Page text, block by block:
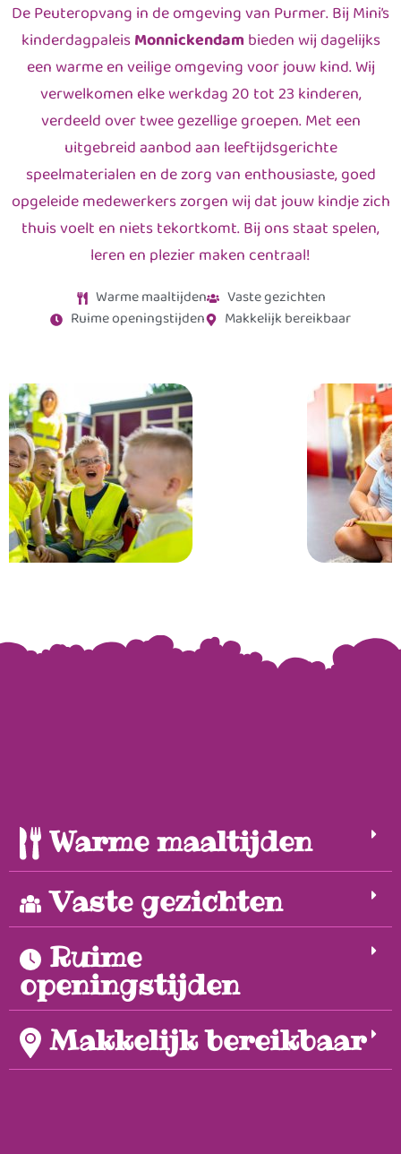
De Peuteropvang in de omgeving van Purmer. Bij Mini’s
kinderdagpaleisMonnickendam bieden wij dagelijks
een warme en veilige omgeving voor jouw kind. Wij
verwelkomen elke werkdag 20 tot 23 kinderen,
verdeeld over twee gezellige groepen. Met een
uitgebreid aanbod aan leeftijdsgerichte
speelmaterialen en de zorg van enthousiaste, goed
opgeleide medewerkers zorgen wij dat jouw kindje zich
thuis voelt en niets tekortkomt. Bij ons staat spelen,
leren en plezier maken centraal!
Warme maaltijden
Vaste gezichten
Ruime openingstijden
Makkelijk bereikbaar
Warme maaltijden
Vaste gezichten
Ruime
openingstijden
Makkelijk bereikbaar